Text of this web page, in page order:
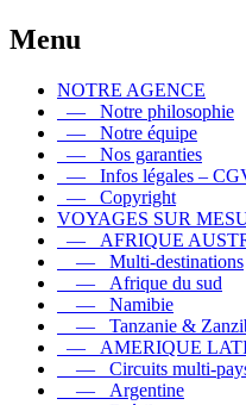
Menu
NOTRE AGENCE
— Notre philosophie
— Notre équipe
— Nos garanties
— Infos légales –
— Copyright
VOYAGES SUR
— AFRIQUE
— Multi-destinations
— Afrique du sud
— Namibie
— Tanzanie &
— AMERIQUE
— Circuits multi-pays
— Argentine